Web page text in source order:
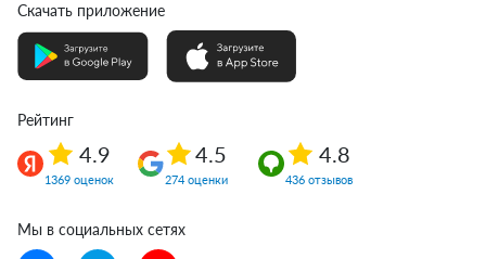
Скачать приложение
Рейтинг
4.9
1369 оценок
4.5
274 оценки
4.8
436 отзывов
Мы в социальных сетях